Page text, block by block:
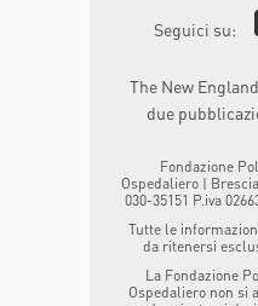
Seguici su:
The New
due
Fondazione
Ospedaliero |
030-35151 P.iva
Tutte le
da ritenersi
La Fondazione
Ospedaliero non si